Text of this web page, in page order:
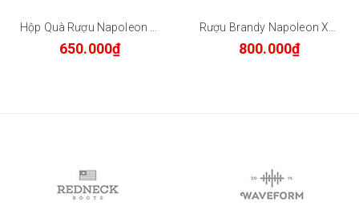
650.000₫ 800.000₫